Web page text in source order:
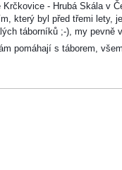
- Hrubá Skála v
který byl před třemi lety,
táborníků ;-), my pevně
pomáhají s táborem,